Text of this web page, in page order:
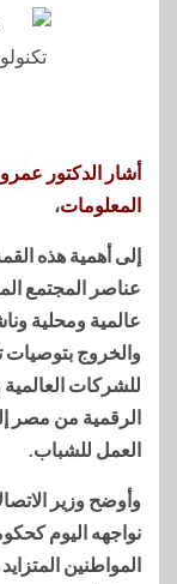
أشار الدكتور
المعلومات،
إلى أهمية هذه
عناصر المجتمع
عالمية ومحلية
والخروج بتوصيات
للشركات
الرقمية من مصر
العمل للشباب.
وأوضح وزير
نواجهه اليوم
المواطنين